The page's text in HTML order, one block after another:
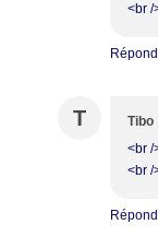
<br /
T Tibo
<br /
<br /